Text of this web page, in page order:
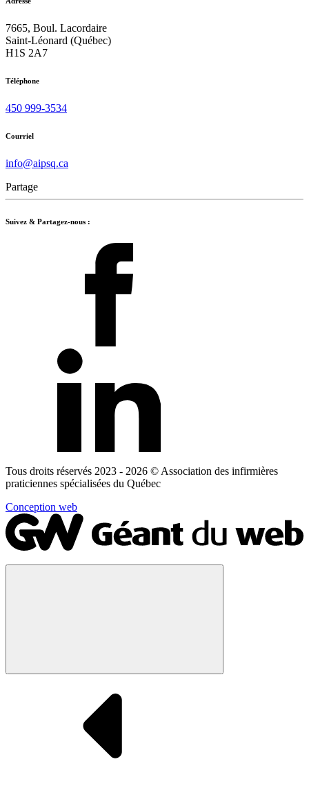
7665, Boul. Lacordaire
Saint-Léonard (Québec)
H1S 2A7
Téléphone
450 999-3534
Courriel
info@aipsq.ca
Partage
Suivez & Partagez-nous :
Tous droits réservés 2023 - 2026 © Association des infirmières
praticiennes spécialisées du Québec
Conception web